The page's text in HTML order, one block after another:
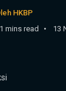
HKBP
mins read
13